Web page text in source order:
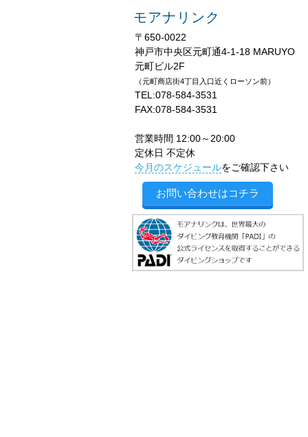
モアナリンク
〒650-0022
神戸市中央区元町通4-1-18 MARUYO
元町ビル2F
（元町商店街4丁目入口近くローソン前）
TEL:078-584-3531
FAX:078-584-3531
営業時間 12:00～20:00
定休日 不定休
今月のスケジュールをご確認下さい
お問い合わせはコチラ